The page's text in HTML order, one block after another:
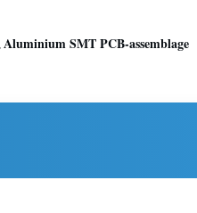
Aluminium SMT PCB-assemblage